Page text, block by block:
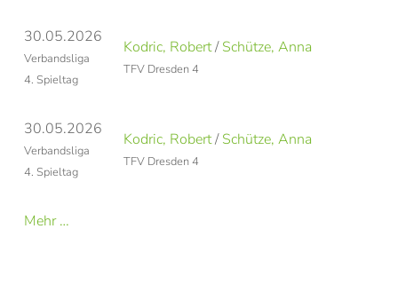
30.05.2026
Verbandsliga
4. Spieltag
Kodric, Robert/Schütze, Anna
TFV Dresden 4
30.05.2026
Verbandsliga
4. Spieltag
Kodric, Robert/Schütze, Anna
TFV Dresden 4
Mehr …